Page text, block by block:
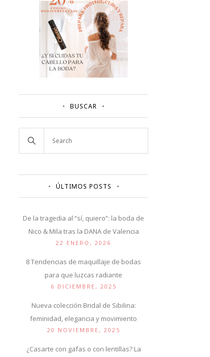
BUSCAR
ÚLTIMOS POSTS
De la tragedia al “sí, quiero”: la boda de
Nico & Mila tras la DANA de Valencia
22 ENERO, 2026
8 Tendencias de maquillaje de bodas
para que luzcas radiante
6 DICIEMBRE, 2025
Nueva colección Bridal de Sibilina:
feminidad, elegancia y movimiento
20 NOVIEMBRE, 2025
¿Casarte con gafas o con lentillas? La